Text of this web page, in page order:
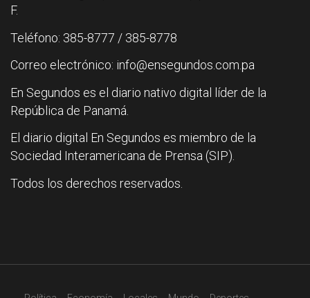
F.
Teléfono: 385-8777 / 385-8778
Correo electrónico: info@ensegundos.com.pa
En Segundos es el diario nativo digital líder de la
República de Panamá.
El diario digital En Segundos es miembro de la
Sociedad Interamericana de Prensa (SIP).
Todos los derechos reservados.